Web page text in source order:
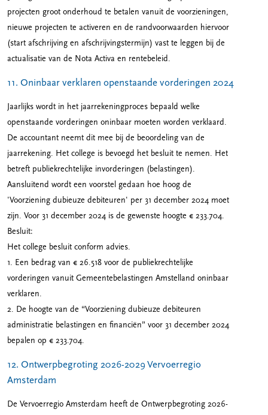
projecten groot onderhoud te betalen vanuit de voorzieningen,
nieuwe projecten te activeren en de randvoorwaarden hiervoor
(start afschrijving en afschrijvingstermijn) vast te leggen bij de
actualisatie van de Nota Activa en rentebeleid.
11. Oninbaar verklaren openstaande vorderingen 2024
Jaarlijks wordt in het jaarrekeningproces bepaald welke
openstaande vorderingen oninbaar moeten worden verklaard.
De accountant neemt dit mee bij de beoordeling van de
jaarrekening. Het college is bevoegd het besluit te nemen. Het
betreft publiekrechtelijke invorderingen (belastingen).
Aansluitend wordt een voorstel gedaan hoe hoog de
'Voorziening dubieuze debiteuren' per 31 december 2024 moet
zijn. Voor 31 december 2024 is de gewenste hoogte € 233.704.
Besluit:
Het college besluit conform advies.
1. Een bedrag van € 26.518 voor de publiekrechtelijke
vorderingen vanuit Gemeentebelastingen Amstelland oninbaar
verklaren.
2. De hoogte van de “Voorziening dubieuze debiteuren
administratie belastingen en financiën” voor 31 december 2024
bepalen op € 233.704.
12. Ontwerpbegroting 2026-2029 Vervoerregio
Amsterdam
De Vervoerregio Amsterdam heeft de Ontwerpbegroting 2026-